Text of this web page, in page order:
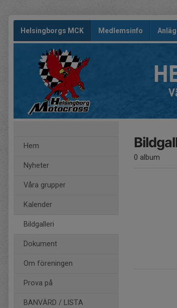
Helsingborgs MCK Medlemsinfo
Hem
Nyheter
Våra grupper
Kalender
Bildgalleri
Dokument
Om föreningen
Prova på
BANVÄRD / LISTA
0 album